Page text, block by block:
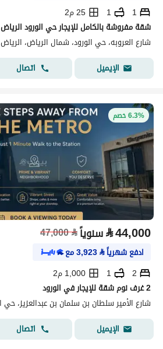
1
1
25 م2
شقة مفروشة بالكامل للإيجار حي الورود الرياض
شارع العروبه، حي الورود، شمال الرياض، الرياض
الإيميل
اتصال
6.3% خصم
⃁44,000 سنوياً⃁
47,000
ادفع شهرياً⃁
3,923مع
2
1
1,000 م2
2 غرف نوم شقة للإيجار في الورود
الإيميل
اتصال